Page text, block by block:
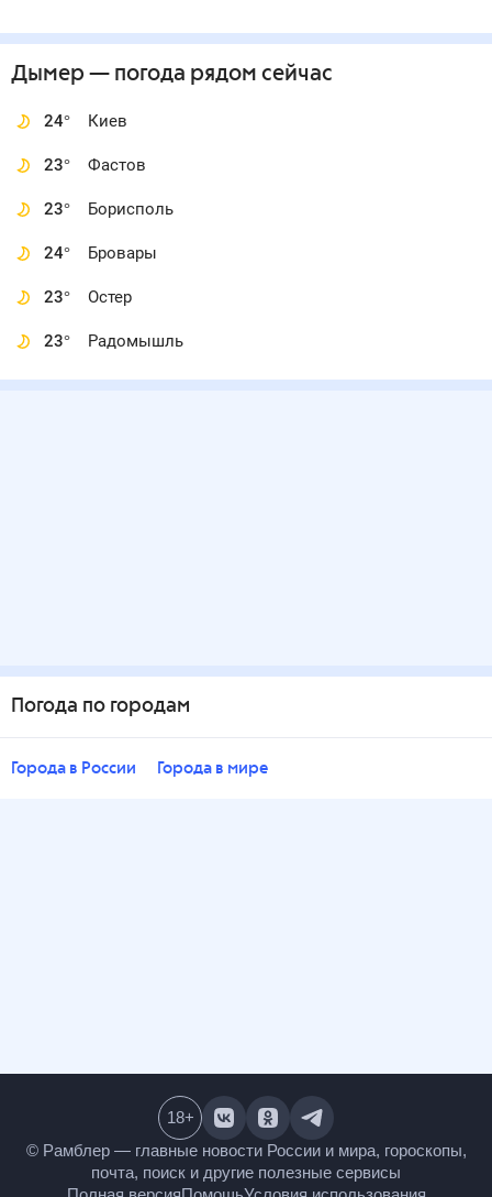
Дымер — погода рядом сейчас
24° Киев
23° Фастов
23° Борисполь
24° Бровары
23° Остер
23° Радомышль
Погода по городам
Города в России Города в мире
© Рамблер — главные новости России и мира,
гороскопы, почта, поиск и другие полезные сервисы
18+